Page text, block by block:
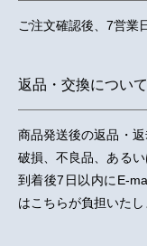
ご注文確認後、7営業
返品・交換について
商品発送後の返品・
破損、不良品、ある
到着後7日以内にE-
はこちらが負担いたし